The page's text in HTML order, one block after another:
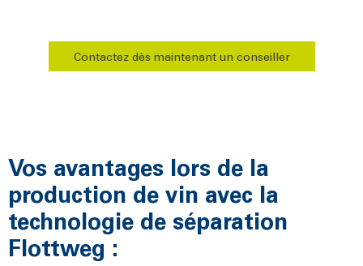
Contactez dès maintenant un conseiller
Vos avantages lors de la
production de vin avec la
technologie de séparation
Flottweg :